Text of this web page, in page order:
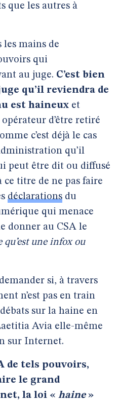
que les autres à
les mains de
qui
au juge. C’est bien
qu’il reviendra de
est haineux et
d’être retiré
c’est déjà le cas
qu’il
peut être dit ou diffusé
titre de ne pas faire
déclarations du
qui menace
donner au CSA le
qu’est une infox ou
si, à travers
n’est pas en train
sur la haine en
Avia elle-même
sur Internet.
de tels pouvoirs,
le grand
la loi « haine»